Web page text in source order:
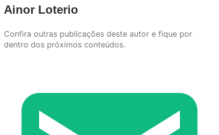
Ainor Loterio
Confira outras publicações deste autor e fique por
dentro dos próximos conteúdos.